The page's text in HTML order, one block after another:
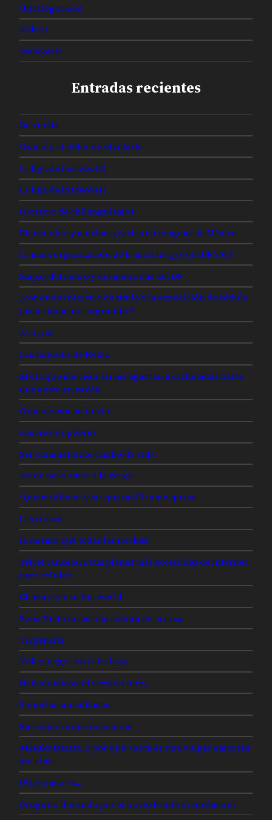
Uncategorized
Videos
Webcomic
Entradas recientes
De vuelta
Canción al dolor de olvidarte
La liga de los feos (2)
La liga de los feos (1)
Glosario de chilanguismos
Bienvenido y muchas gracias en lenguas de México
La mala organización de la marcha gay del DF 2013
Mapas del metro y del metrobús del DF
¿Por qué el registro de título y la expedición de cédula
profesional no es gratuito?
Amigos
Los fandubs de Netza
El día que me vean así me agarran a cachetadas hasta
que entre en razón
Canciones a mi novio
Los novios pobres
Ser culisuelta me cambió la vida
Amor, pero amor a la verga
“Quetzaditzin” y las quesadillas sin queso
Las chicas
lo mismo que todas las noches
Telcel cancelará sus planes más accesibles de internet
para celular
Chaka style in the world
Peña Nieto no es una señora de la casa
Virgencita
Videojuegos en el trabajo
Netzahualcóyotl versión furry
Panocha lanzallamas
Rascándose discretamente
#MaskotaMata, o por qué +Kota es una vulgar empresa
sin alma
(H)ay amores…
Droguito llorando por el novio frente a las cámaras